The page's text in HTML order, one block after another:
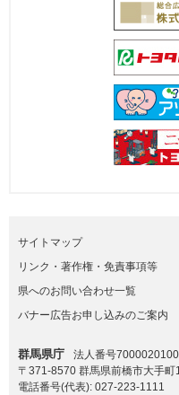
サイトマップ
リンク・著作権・免責事項等
県へのお問い合わせ一覧
バナー広告お申し込みのご案内
群馬県庁
法人番号
〒371-8570 群馬県前橋市大手町
電話番号(代表): 027-223-1111